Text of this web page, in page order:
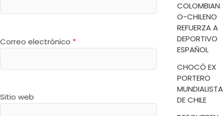
Correo electrónico *
Sitio web
COLOMBIAN
O-CHILENO
REFUERZA A
DEPORTIVO
ESPAÑOL
CHOCÓ EX
PORTERO
MUNDIALISTA
DE CHILE